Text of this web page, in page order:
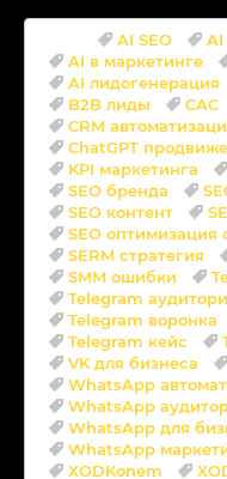
AI SEO
AI
AI в маркетинге
AI лидогенерация
B2B лиды
CAC
CRM
ChatGPT
KPI маркетинга
SEO бренда
SEO контент
SEO оптимизация
SERM стратегия
SMM ошибки
Telegram
Telegram воронка
Telegram кейс
VK для бизнеса
WhatsApp
WhatsApp
WhatsApp для
WhatsApp
XODKonem